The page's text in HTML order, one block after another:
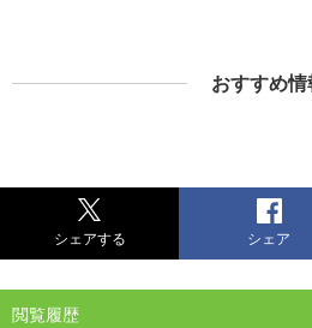
おすすめ情
シェアする シェア
閲覧履歴